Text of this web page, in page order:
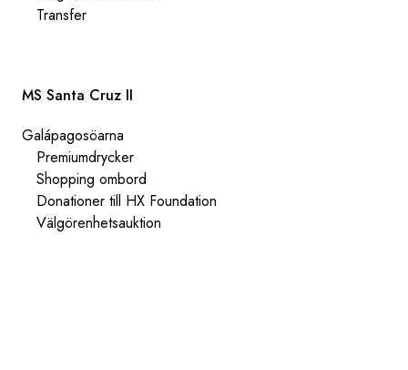
Transfer
MS Santa Cruz II
Galápagosöarna
Premiumdrycker
Shopping ombord
Donationer till HX Foundation
Välgörenhetsauktion